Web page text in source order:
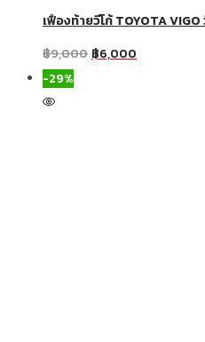
เฟืองท้ายวีโก้ TOYOTA VIGO
฿9,000฿6,000
-29%